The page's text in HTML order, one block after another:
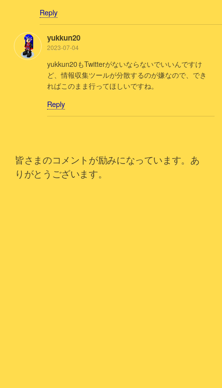
Reply
yukkun20
2023-07-04
yukkun20もTwitterがないならないでいいんですけ
ど、情報収集ツールが分散するのが嫌なので、でき
ればこのまま行ってほしいですね。
Reply
皆さまのコメントが励みになっています。あ
りがとうございます。